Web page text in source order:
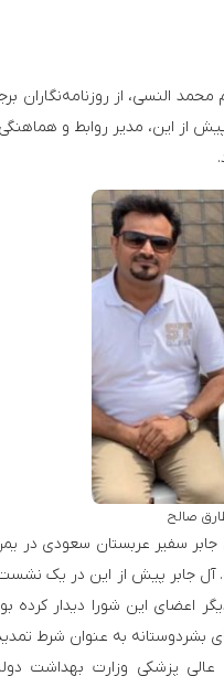
محمد النسی، از
از این، مدیر روابط و
صالح
آل جابر سفیر عربستان سعودی
آل جابر پیش از این در یک
اعضای این شورا دیدار کرده
بشردوستانه به عنوان شرط
کمیته عالی پزشکی وزارت